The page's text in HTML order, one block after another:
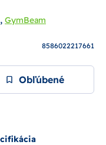
, GymBeam
8586022217661
Obľúbené